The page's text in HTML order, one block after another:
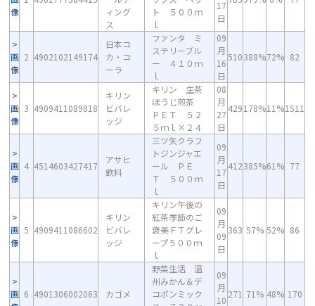
像
ィング
ス
ト ５００ｍ
ｌ
17
日
画
像
2 4902102149174
日本コ
カ・コ
ーラ
ファンタ ミ
ステリーブル
ー ４１０ｍ
ｌ
09
月
16
日
510388%72% 82
画
像
3 4909411089818
キリン
ビバレ
ッジ
キリン 生茶
ほうじ煎茶
ＰＥＴ ５２
５ｍｌ×２４
08
月
27
日
429178%11%1511
画
像
4 4514603427417
アサヒ
飲料
三ツ矢クラフ
トジンジャエ
ール ＰＥ
Ｔ ５００ｍ
ｌ
09
月
17
日
412385%61% 77
画
像
5 4909411086602
キリン
ビバレ
ッジ
キリン午後の
紅茶季節のご
褒美ＦＴグレ
ープ５００ｍ
ｌ
09
月
09
日
363 57% 52% 86
画 6 4901306002063 カゴメ
野菜生活 温
州みかん＆デ
コポンミック
09
月
10
271 71% 48% 170